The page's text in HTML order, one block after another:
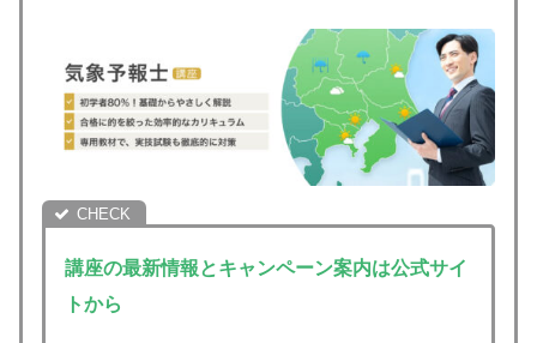
講座の最新情報とキャンペーン案内は公式サイ
トから